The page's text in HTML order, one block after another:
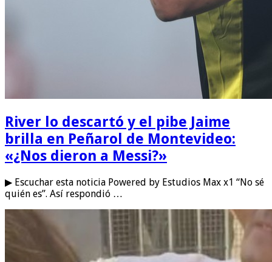
River lo descartó y el pibe Jaime
brilla en Peñarol de Montevideo:
«¿Nos dieron a Messi?»
▶ Escuchar esta noticia Powered by Estudios Max x1 “No sé
quién es”. Así respondió …